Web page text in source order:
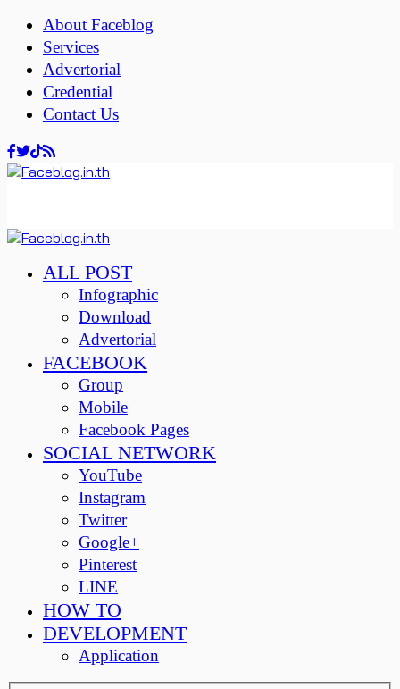
About Faceblog
Services
Advertorial
Credential
Contact Us
ALL POST
Infographic
Download
Advertorial
FACEBOOK
Group
Mobile
Facebook Pages
SOCIAL NETWORK
YouTube
Instagram
Twitter
Google+
Pinterest
LINE
HOW TO
DEVELOPMENT
Application